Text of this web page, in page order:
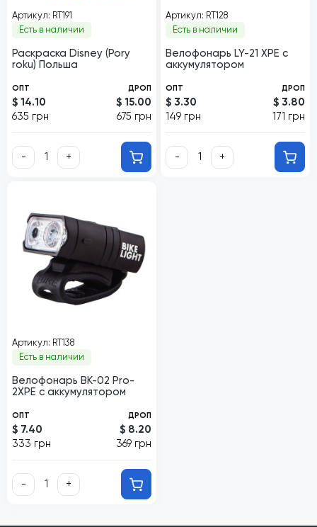
Артикул: RT191
Есть в наличии
Раскраска Disney (Pory
roku) Польша
ОПТ
$ 14.10
635 грн
ДРОП
$ 15.00
675 грн
- +
Артикул: RT128
Есть в наличии
Велофонарь LY-21 XPE с
аккумулятором
ОПТ
$ 3.30
149 грн
ДРОП
$ 3.80
171 грн
- +
Артикул: RT138
Есть в наличии
Велофонарь BK-02 Pro-
2XPE с аккумулятором
ОПТ
$ 7.40
333 грн
ДРОП
$ 8.20
369 грн
- +